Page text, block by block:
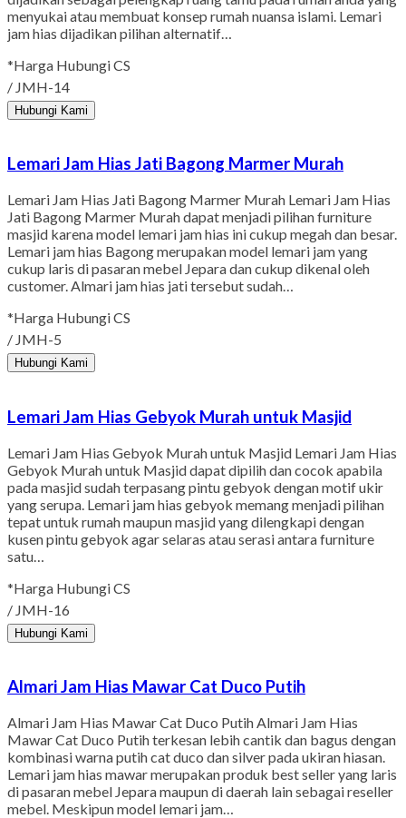
menyukai atau membuat konsep rumah nuansa islami. Lemari
jam hias dijadikan pilihan alternatif…
*Harga Hubungi CS
/ JMH-14
Hubungi Kami
Lemari Jam Hias Jati Bagong Marmer Murah
Lemari Jam Hias Jati Bagong Marmer Murah Lemari Jam Hias
Jati Bagong Marmer Murah dapat menjadi pilihan furniture
masjid karena model lemari jam hias ini cukup megah dan besar.
Lemari jam hias Bagong merupakan model lemari jam yang
cukup laris di pasaran mebel Jepara dan cukup dikenal oleh
customer. Almari jam hias jati tersebut sudah…
*Harga Hubungi CS
/ JMH-5
Hubungi Kami
Lemari Jam Hias Gebyok Murah untuk Masjid
Lemari Jam Hias Gebyok Murah untuk Masjid Lemari Jam Hias
Gebyok Murah untuk Masjid dapat dipilih dan cocok apabila
pada masjid sudah terpasang pintu gebyok dengan motif ukir
yang serupa. Lemari jam hias gebyok memang menjadi pilihan
tepat untuk rumah maupun masjid yang dilengkapi dengan
kusen pintu gebyok agar selaras atau serasi antara furniture
satu…
*Harga Hubungi CS
/ JMH-16
Hubungi Kami
Almari Jam Hias Mawar Cat Duco Putih
Almari Jam Hias Mawar Cat Duco Putih Almari Jam Hias
Mawar Cat Duco Putih terkesan lebih cantik dan bagus dengan
kombinasi warna putih cat duco dan silver pada ukiran hiasan.
Lemari jam hias mawar merupakan produk best seller yang laris
di pasaran mebel Jepara maupun di daerah lain sebagai reseller
mebel. Meskipun model lemari jam…